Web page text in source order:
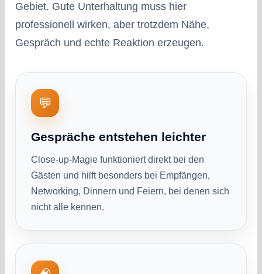
Gebiet. Gute Unterhaltung muss hier
professionell wirken, aber trotzdem Nähe,
Gespräch und echte Reaktion erzeugen.
💬
Gespräche entstehen leichter
Close-up-Magie funktioniert direkt bei den
Gästen und hilft besonders bei Empfängen,
Networking, Dinnern und Feiern, bei denen sich
nicht alle kennen.